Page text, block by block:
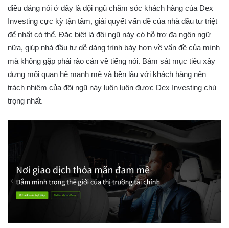
điều đáng nói ở đây là đội ngũ chăm sóc khách hàng của Dex
Investing cực kỳ tận tâm, giải quyết vấn đề của nhà đầu tư triệt
để nhất có thể. Đặc biệt là đội ngũ này có hỗ trợ đa ngôn ngữ
nữa, giúp nhà đầu tư dễ dàng trình bày hơn về vấn đề của mình
mà không gặp phải rào cản về tiếng nói. Bám sát mục tiêu xây
dựng mối quan hệ mạnh mẽ và bền lâu với khách hàng nên
trách nhiệm của đội ngũ này luôn luôn được Dex Investing chú
trọng nhất.